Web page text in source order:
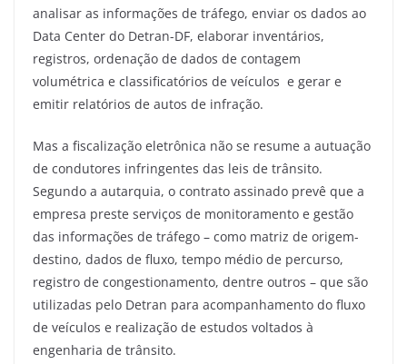
analisar as informações de tráfego, enviar os dados ao
Data Center do Detran-DF, elaborar inventários,
registros, ordenação de dados de contagem
volumétrica e classificatórios de veículos e gerar e
emitir relatórios de autos de infração.
Mas a fiscalização eletrônica não se resume a autuação
de condutores infringentes das leis de trânsito.
Segundo a autarquia, o contrato assinado prevê que a
empresa preste serviços de monitoramento e gestão
das informações de tráfego – como matriz de origem-
destino, dados de fluxo, tempo médio de percurso,
registro de congestionamento, dentre outros – que são
utilizadas pelo Detran para acompanhamento do fluxo
de veículos e realização de estudos voltados à
engenharia de trânsito.